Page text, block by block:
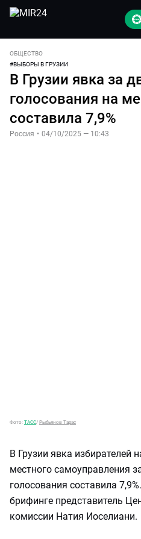
ОБЩЕСТВО
#ВЫБОРЫ В ГРУЗИИ
В Грузии явка за
голосования на
составила 7,9%
Россия • 04/10/2025 — 10:43
Фото: ТАСС/ Рыбьянов Тарас
В Грузии явка избирателей
местного самоуправления
голосования составила
брифинге представитель
комиссии Натия Иоселиани.